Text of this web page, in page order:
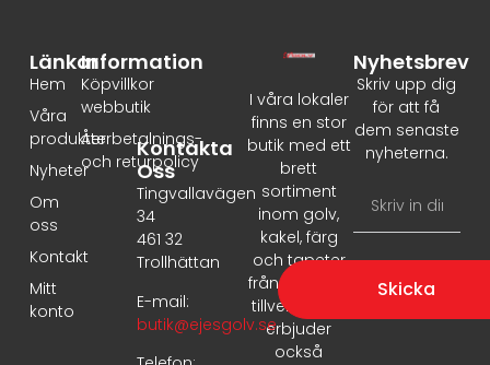
I våra lokaler
finns en stor
butik med ett
brett
sortiment
inom golv,
kakel, färg
och tapeter
från ledande
tillverkare. Vi
erbjuder
också
Information
Köpvillkor
webbutik
Återbetalnings-
och returpolicy
Länkar
Hem
Våra
produkter
Nyheter
Om
oss
Kontakt
Mitt
konto
Kontakta
Oss
Tingvallavägen
34
461 32
Trollhättan
E-mail:
butik@ejesgolv.se
Nyhetsbrev
Skriv upp dig
för att få
dem senaste
nyheterna.
Skicka